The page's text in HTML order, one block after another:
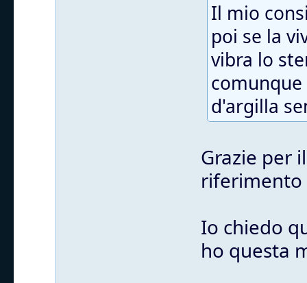
Il mio
poi se la
vibra lo
d'argilla
Grazie per
riferimento
Io chiedo
ho questa